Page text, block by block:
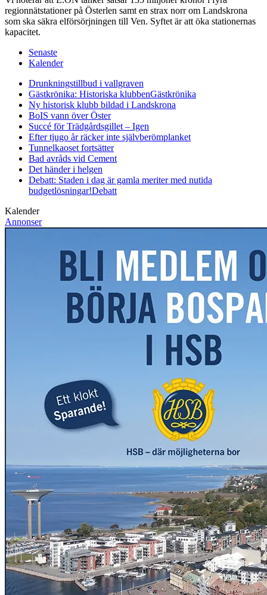
regionnätstationer på Österlen samt en strax norr om Landskrona
som ska säkra elförsörjningen till Ven. Syftet är att öka stationernas
kapacitet.
Senaste
Kalender
Drunkningstillbud i vallgraven
Gästkrönika: Historiska klubbenGästkrönika
Ny historisk klubb bildad i Landskrona
BoIS vann över Öster
Succé för Trädgårdsgillet – Igen
Efter tjugo år räcker inte självberömplanket
Tunnelkaoset fortsätter
Bad avråds vid Cement
Det händer i helgen
Debatt: Staden i dag är gamla meriter med nutida
budgetlösningar!Debatt
Kalender
Annonser